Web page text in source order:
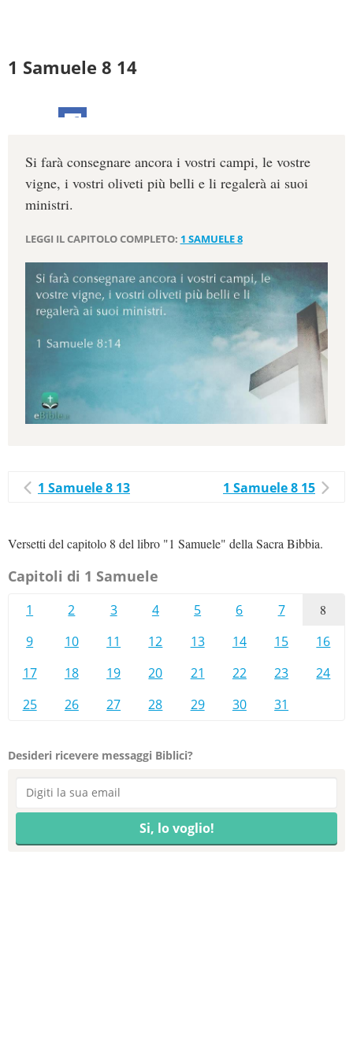
1 Samuele 8 14
Si farà consegnare ancora i vostri campi, le vostre
vigne, i vostri oliveti più belli e li regalerà ai suoi
ministri.
LEGGI IL CAPITOLO COMPLETO: 1 SAMUELE 8
1 Samuele 8 13 1 Samuele 8 15
Versetti del capitolo 8 del libro "1 Samuele" della Sacra Bibbia.
Capitoli di 1 Samuele
1 2 3 4 5 6 7 8
9 10 11 12 13 14 15
16
17
18 19 20 21 22 23
24
25
26 27 28 29 30 31
Desideri ricevere messaggi Biblici?